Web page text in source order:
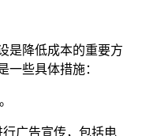
是降低成本的重要方
一些具体措施：
广告宣传，包括电